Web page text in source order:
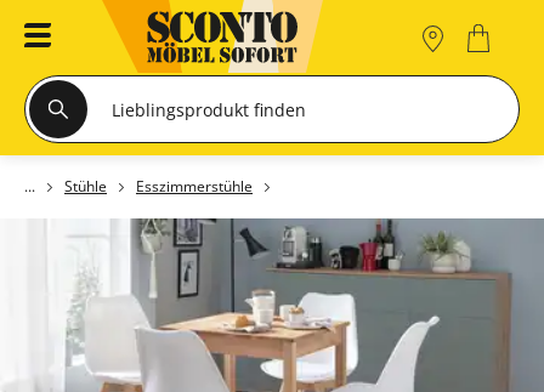
Stühle Esszimmerstühle